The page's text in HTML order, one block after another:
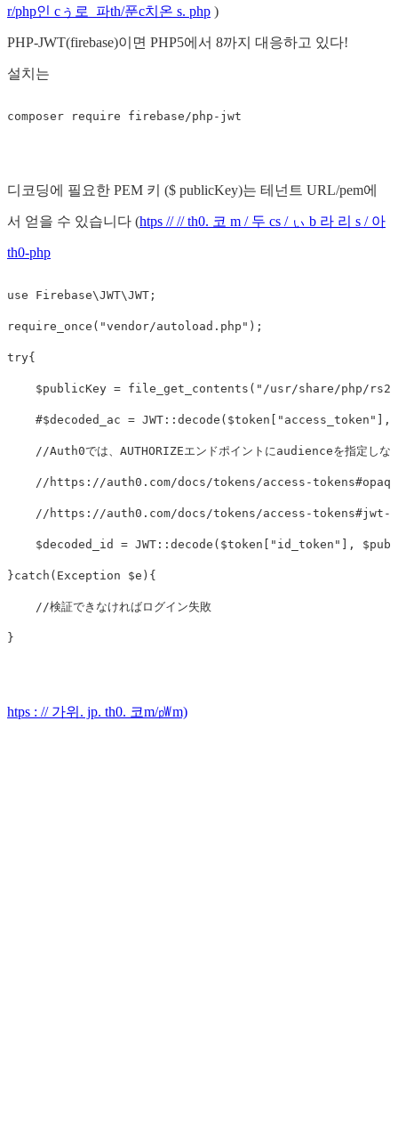
r/php인 cぅ로_파th/푼c치온 s. php )
PHP-JWT(firebase)이면 PHP5에서 8까지 대응하고 있다!
설치는
디코딩에 필요한 PEM 키 ($ publicKey)는 테넌트 URL/pem에
서 얻을 수 있습니다 (htps // // th0. 코 m / 두 cs / ぃ b 라 리 s / 아
th0-php
use Firebase\JWT\JWT ;
require_once ( "vendor/autoload.php" );
try{
$publicKey = file_get_contents ( "/usr/share/php/
#$decoded_ac =
//Auth0では、AUTHORIZEエンドポイントにaudienceを指定しな
//https://auth0.com/docs/tokens/access-
//https://auth0.com/docs/tokens/access-tokens#jwt-
$decoded_id = JWT :: decode ( $token "id_token" ],
}catch ( Exception $e ){
//検証できなければログイン失敗
}
htps : // 가위. jp. th0. 코m/㎺m)